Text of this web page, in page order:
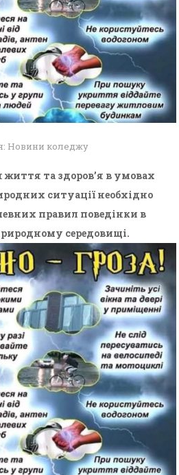
Новини коледжу
життя та здоров’я в умовах
ситуації необхідно
правил поведінки в
середовищі.